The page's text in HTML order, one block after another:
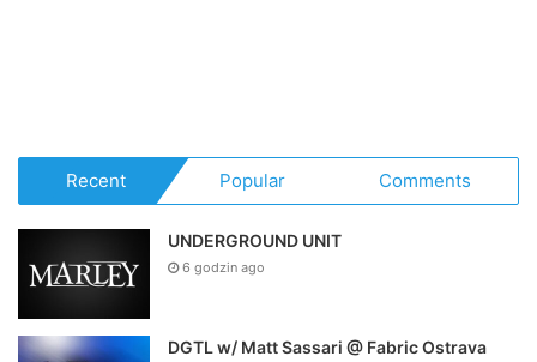
Recent Popular Comments
UNDERGROUND UNIT
6 godzin ago
DGTL w/ Matt Sassari @ Fabric Ostrava